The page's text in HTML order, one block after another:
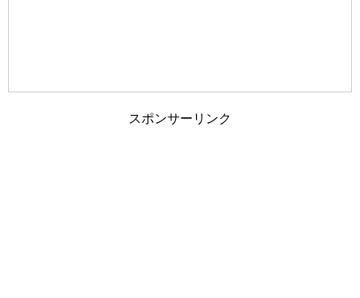
スポンサーリンク